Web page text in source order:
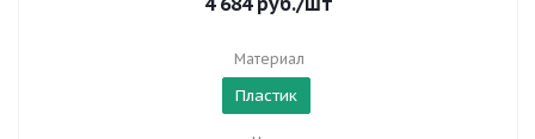
Материал
Пластик